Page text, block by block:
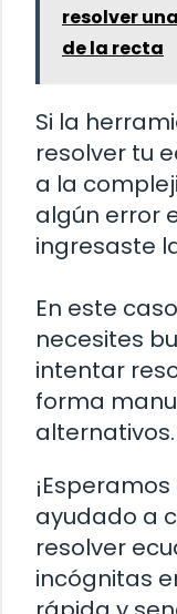
resolver
de la recta
Si la
resolver tu
a la
algún error
ingresaste
En este
necesites
intentar
forma
alternativos.
ayudado a
resolver
incógnitas